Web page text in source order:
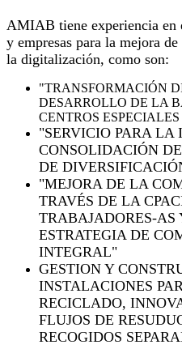
AMIAB tiene experiencia en
y empresas para la mejora
la digitalización, como son:
"TRANSFORMACIÓN
DESARROLLO DE LA
CENTROS
"SERVICIO PARA
CONSOLIDACIÓN
DE
"MEJORA DE LA
TRAVÉS DE LA
TRABAJADORES-AS
ESTRATEGIA DE
INTEGRAL"
GESTION Y
INSTALACIONES
RECICLADO,
FLUJOS DE
RECOGIDOS